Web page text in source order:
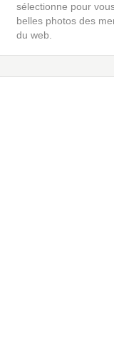
sélectionne pour
belles photos des
du web.